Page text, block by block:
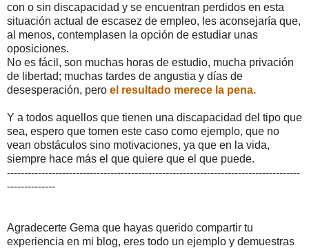
con o sin discapacidad y se encuentran perdidos en esta
situación actual de escasez de empleo, les aconsejaría que,
al menos, contemplasen la opción de estudiar unas
oposiciones.
No es fácil, son muchas horas de estudio, mucha privación
de libertad; muchas tardes de angustia y días de
desesperación, pero el resultado merece la pena.
Y a todos aquellos que tienen una discapacidad del tipo que
sea, espero que tomen este caso como ejemplo, que no
vean obstáculos sino motivaciones, ya que en la vida,
siempre hace más el que quiere que el que puede.
-------------------------------------------------------------------------------------
--------------
Agradecerte Gema que hayas querido compartir tu
experiencia en mi blog, eres todo un ejemplo y demuestras